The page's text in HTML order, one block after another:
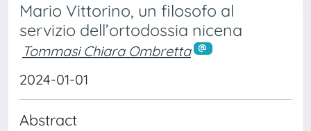
Mario Vittorino, un filosofo al
servizio dell’ortodossia nicena
Tommasi Chiara Ombretta
2024-01-01
Abstract